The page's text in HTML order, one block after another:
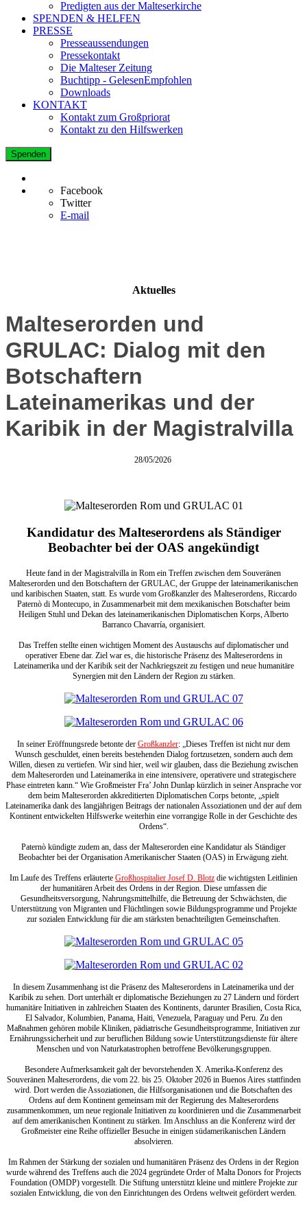
Predigten aus der Malteserkirche
SPENDEN & HELFEN
PRESSE
Presseaussendungen
Pressekontakt
Die Malteser Zeitung
Buchtipp - GelesenEmpfohlen
Downloads
KONTAKT
Kontakt zum Großpriorat
Kontakt zu den Hilfswerken
Spenden
Facebook
Twitter
E-mail
Aktuelles
Malteserorden und
GRULAC: Dialog mit den
Botschaftern
Lateinamerikas und der
Karibik in der Magistralvilla
28/05/2026
Kandidatur des Malteserordens als Ständiger
Beobachter bei der OAS angekündigt
Heute fand in der Magistralvilla in Rom ein Treffen zwischen dem Souveränen
Malteserorden und den Botschaftern der GRULAC, der Gruppe der lateinamerikanischen
und karibischen Staaten, statt. Es wurde vom Großkanzler des Malteserordens, Riccardo
Paternò di Montecupo, in Zusammenarbeit mit dem mexikanischen Botschafter beim
Heiligen Stuhl und Dekan des lateinamerikanischen Diplomatischen Korps, Alberto
Barranco Chavarría, organisiert.
Das Treffen stellte einen wichtigen Moment des Austauschs auf diplomatischer und
operativer Ebene dar. Ziel war es, die historische Präsenz des Malteserordens in
Lateinamerika und der Karibik seit der Nachkriegszeit zu festigen und neue humanitäre
Synergien mit den Ländern der Region zu stärken.
In seiner Eröffnungsrede betonte der Großkanzler: „Dieses Treffen ist nicht nur dem
Wunsch geschuldet, einen bereits bestehenden Dialog fortzusetzen, sondern auch dem
Willen, diesen zu vertiefen. Wir sind hier, weil wir glauben, dass die Beziehung zwischen
dem Malteserorden und Lateinamerika in eine intensivere, operativere und strategischere
Phase eintreten kann.“ Wie Großmeister Fra’ John Dunlap kürzlich in seiner Ansprache vor
dem beim Malteserorden akkreditierten Diplomatischen Corps betonte, „spielt
Lateinamerika dank des langjährigen Beitrags der nationalen Assoziationen und der auf dem
Kontinent entwickelten Hilfswerke weiterhin eine vorrangige Rolle in der Geschichte des
Ordens“.
Paternò kündigte zudem an, dass der Malteserorden eine Kandidatur als Ständiger
Beobachter bei der Organisation Amerikanischer Staaten (OAS) in Erwägung zieht.
Im Laufe des Treffens erläuterte Großhospitalier Josef D. Blotz die wichtigsten Leitlinien
der humanitären Arbeit des Ordens in der Region. Diese umfassen die
Gesundheitsversorgung, Nahrungsmittelhilfe, die Betreuung der Schwächsten, die
Unterstützung von Migranten und Flüchtlingen sowie Bildungsprogramme und Projekte
zur sozialen Entwicklung für die am stärksten benachteiligten Gemeinschaften.
In diesem Zusammenhang ist die Präsenz des Malteserordens in Lateinamerika und der
Karibik zu sehen. Dort unterhält er diplomatische Beziehungen zu 27 Ländern und fördert
humanitäre Initiativen in zahlreichen Staaten des Kontinents, darunter Brasilien, Costa Rica,
El Salvador, Kolumbien, Panama, Haiti, Venezuela, Paraguay und Peru. Zu den
Maßnahmen gehören mobile Kliniken, pädiatrische Gesundheitsprogramme, Initiativen zur
Ernährungssicherheit und zur beruflichen Bildung sowie Unterstützungsdienste für ältere
Menschen und von Naturkatastrophen betroffene Bevölkerungsgruppen.
Besondere Aufmerksamkeit galt der bevorstehenden X. Amerika-Konferenz des
Souveränen Malteserordens, die vom 22. bis 25. Oktober 2026 in Buenos Aires stattfinden
wird. Dort werden die Assoziationen, die Hilfsorganisationen und die Botschaften des
Ordens auf dem Kontinent gemeinsam mit der Regierung des Malteserordens
zusammenkommen, um neue regionale Initiativen zu koordinieren und die Zusammenarbeit
auf dem amerikanischen Kontinent zu stärken. Im Anschluss an die Konferenz wird der
Großmeister eine Reihe offizieller Besuche in einigen südamerikanischen Ländern
absolvieren.
Im Rahmen der Stärkung der sozialen und humanitären Präsenz des Ordens in der Region
wurde während des Treffens auch die 2024 gegründete Order of Malta Donors for Projects
Foundation (OMDP) vorgestellt. Die Stiftung unterstützt kleine und mittlere Projekte zur
sozialen Entwicklung, die von den Einrichtungen des Ordens weltweit gefördert werden.